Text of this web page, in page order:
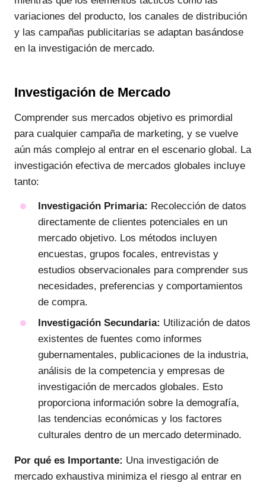
variaciones del producto, los canales de distribución
y las campañas publicitarias se adaptan basándose
en la investigación de mercado.
Investigación de Mercado
Comprender sus mercados objetivo es primordial
para cualquier campaña de marketing, y se vuelve
aún más complejo al entrar en el escenario global. La
investigación efectiva de mercados globales incluye
tanto:
Investigación Primaria: Recolección de datos
directamente de clientes potenciales en un
mercado objetivo. Los métodos incluyen
encuestas, grupos focales, entrevistas y
estudios observacionales para comprender sus
necesidades, preferencias y comportamientos
de compra.
Investigación Secundaria: Utilización de datos
existentes de fuentes como informes
gubernamentales, publicaciones de la industria,
análisis de la competencia y empresas de
investigación de mercados globales. Esto
proporciona información sobre la demografía,
las tendencias económicas y los factores
culturales dentro de un mercado determinado.
Por qué es Importante: Una investigación de
mercado exhaustiva minimiza el riesgo al entrar en